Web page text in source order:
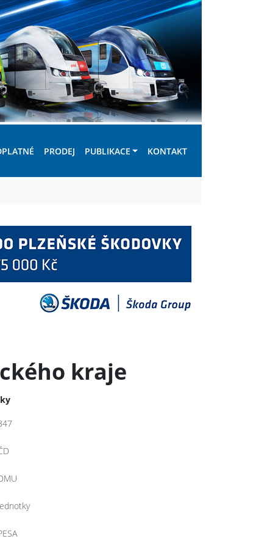
PRODEJ PUBLIKACE KONTAKT
kraje